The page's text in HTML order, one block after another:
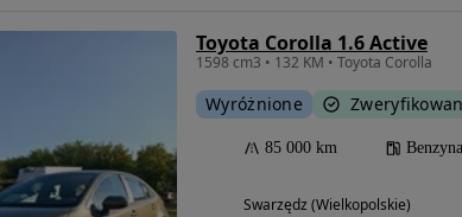
Toyota Corolla 1.6 Active
1598 cm3 • 132 KM • Toyota Corolla
Wyróżnione
85 000 km Benzyna
Swarzędz (Wielkopolskie)